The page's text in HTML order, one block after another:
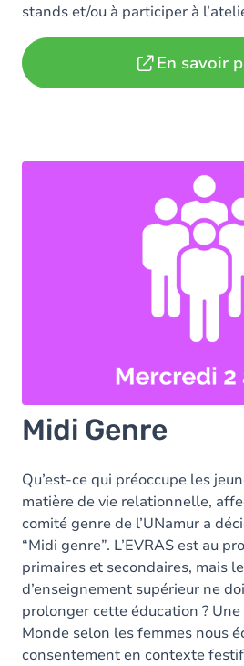
stands et/ou à participer à
et mettre les lunettes de l’autre
En savoir
Midi Genre
Qu’est-ce qui préoccupe les
matière de vie relationnelle,
comité genre de l’UNamur a
“Midi genre”. L’EVRAS est au
primaires et secondaires, mais
d’enseignement supérieur ne
prolonger cette éducation ? Une
Monde selon les femmes nous
consentement en contexte